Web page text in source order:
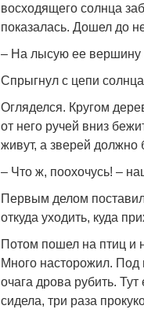
восходящего солнца
показалась. Дошел до
– На лысую ее вершину
Спрыгнул с цепи
Огляделся. Кругом
от него ручей вниз
живут, а зверей должно
– Что ж, поохочусь! –
Первым делом
откуда уходить, куда
Потом пошел на птиц и
Много насторожил. Под
очага дрова рубить.
сидела, три раза